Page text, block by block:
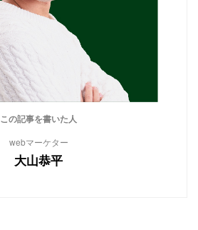
この記事を書いた人
webマーケター
大山恭平